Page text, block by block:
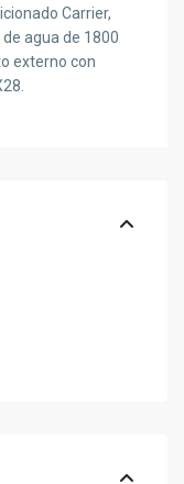
Carrier,
agua de 1800
externo con